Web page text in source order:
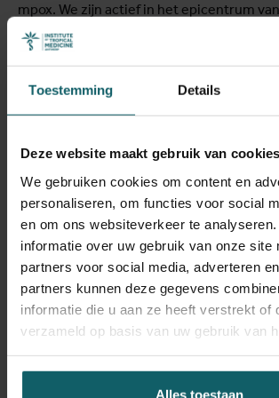
Toestemming Details
Deze website maakt gebruik van cookies
We gebruiken cookies om content en
personaliseren, om functies voor social
en om ons websiteverkeer te
informatie over uw gebruik van onze site
partners voor social media, adverteren
partners kunnen deze gegevens
informatie die u aan ze heeft verstrekt of
verzameld op basis van uw gebruik van
Alles toestaan
mpox. We zijn actief in het epicentrum
in de DRC, waar we toegang hebben tot
cohorte van personen die besmet zijn
partners in de DRC en gebruiken onze
eerdere mpox-uitbraak in België. Ons
vaccins tegen de nieuwe variant, het
effecten op kwetsbare
evalueren van maatregelen voor
We blijven ons inzetten om je de meest
betrouwbare informatie te bieden over
Mpox FAQ